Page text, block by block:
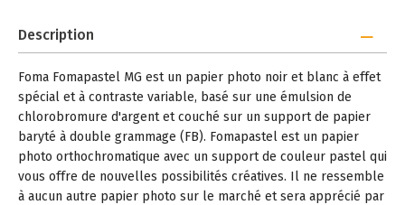
Description
Foma Fomapastel MG est un papier photo noir et blanc à effet
spécial et à contraste variable, basé sur une émulsion de
chlorobromure d'argent et couché sur un support de papier
baryté à double grammage (FB). Fomapastel est un papier
photo orthochromatique avec un support de couleur pastel qui
vous offre de nouvelles possibilités créatives. Il ne ressemble
à aucun autre papier photo sur le marché et sera apprécié par